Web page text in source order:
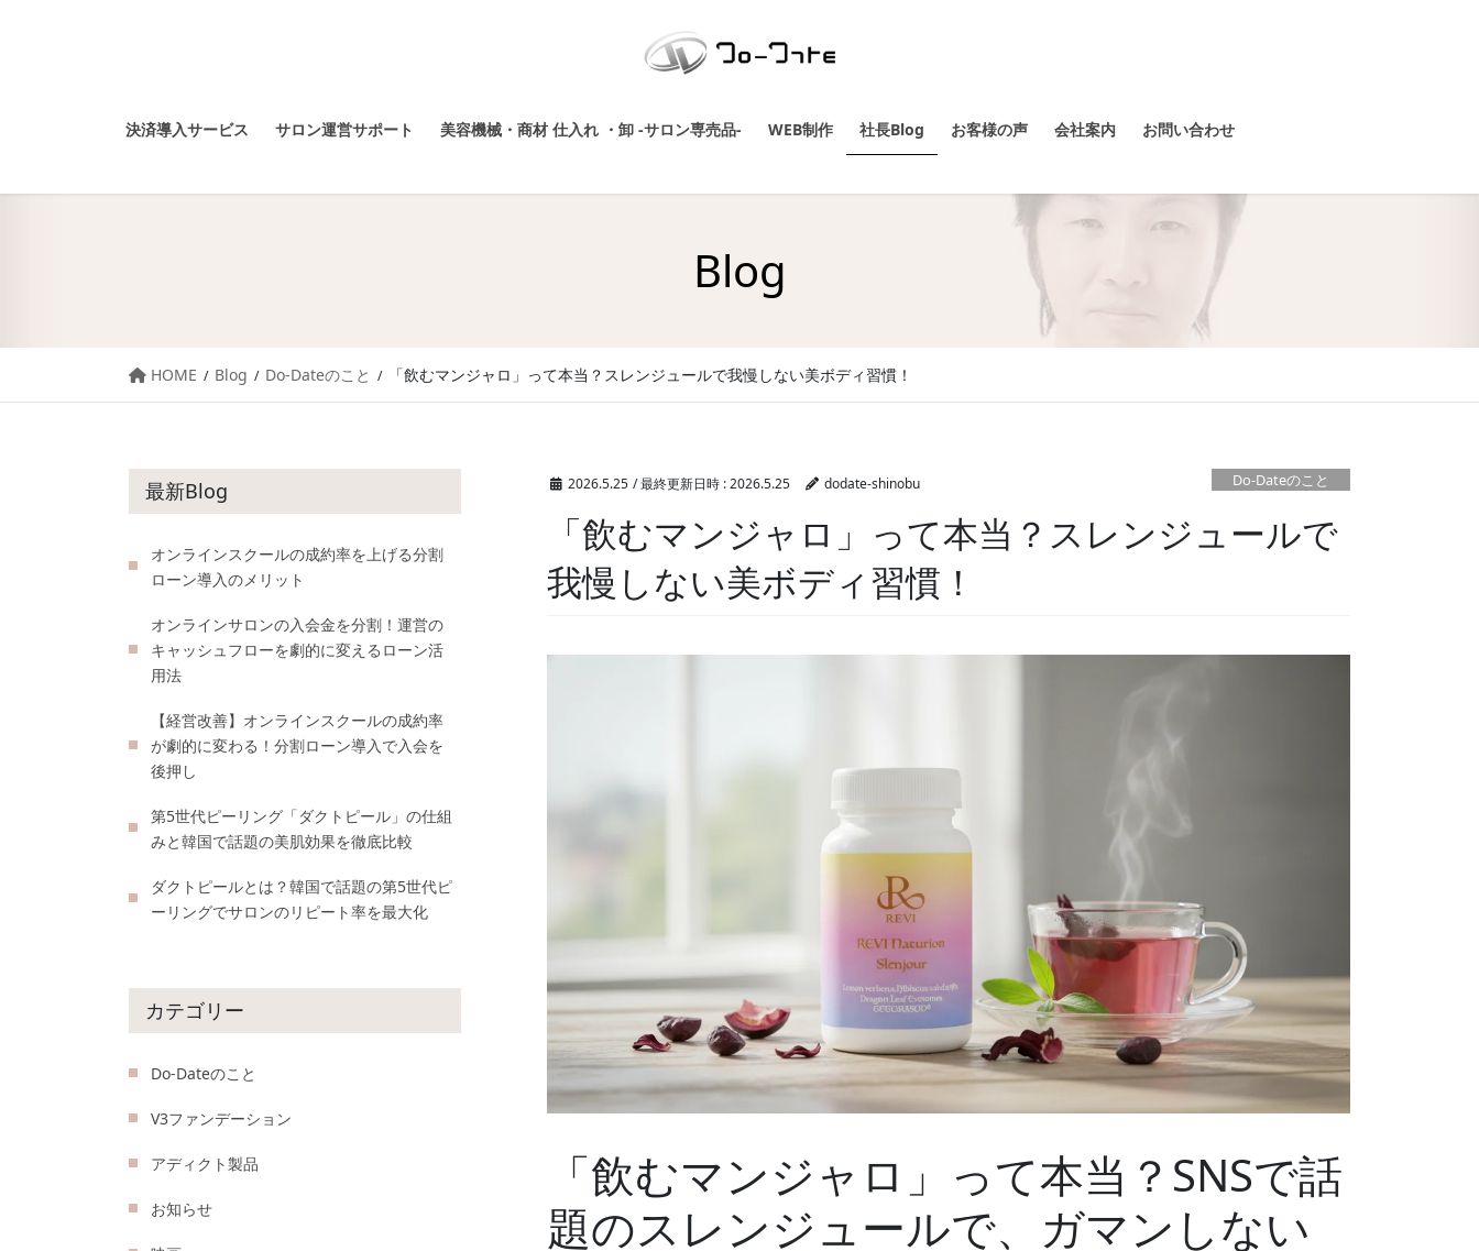
決済導入サービス サロン運営サポート 美容機械・商材 仕入れ ・卸 -サロン専売品- WEB制作 社長Blog お客様の声 会社案内 お問い合わせ
Blog
HOME Blog Do-Dateのこと 「飲むマンジャロ」って本当？スレンジュールで我慢しない美ボディ習慣！
2026.5.25 / 最終更新日時 :2026.5.25 dodate-shinobu Do-Dateのこと
「飲むマンジャロ」って本当？スレンジュールで
我慢しない美ボディ習慣！
「飲むマンジャロ」って本当？SNSで話
題のスレンジュールで、ガマンしない
最新Blog
オンラインスクールの成約率を上げる分割
ローン導入のメリット
オンラインサロンの入会金を分割！運営の
キャッシュフローを劇的に変えるローン活
用法
【経営改善】オンラインスクールの成約率
が劇的に変わる！分割ローン導入で入会を
後押し
第5世代ピーリング「ダクトピール」の仕組
みと韓国で話題の美肌効果を徹底比較
ダクトピールとは？韓国で話題の第5世代ピ
ーリングでサロンのリピート率を最大化
カテゴリー
Do-Dateのこと
V3ファンデーション
アディクト製品
お知らせ